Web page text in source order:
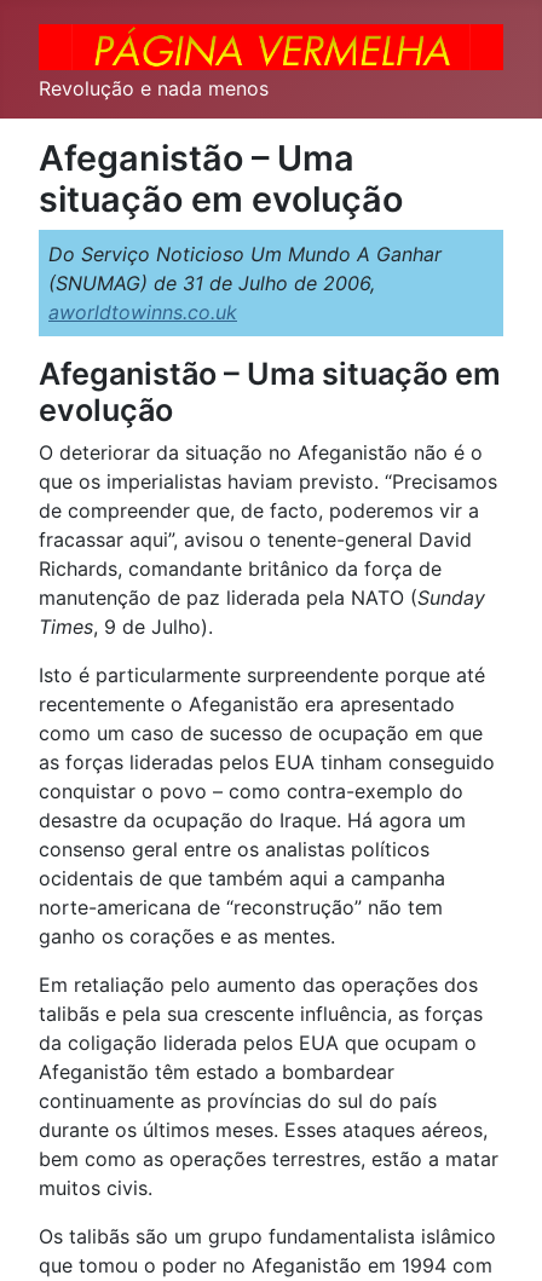
Revolução e nada menos
Afeganistão – Uma
situação em evolução
Do Serviço Noticioso Um Mundo A Ganhar
(SNUMAG) de 31 de Julho de 2006,
aworldtowinns.co.uk
Afeganistão – Uma situação em
evolução
O deteriorar da situação no Afeganistão não é o
que os imperialistas haviam previsto. “Precisamos
de compreender que, de facto, poderemos vir a
fracassar aqui”, avisou o tenente-general David
Richards, comandante britânico da força de
manutenção de paz liderada pela NATO (Sunday
Times, 9 de Julho).
Isto é particularmente surpreendente porque até
recentemente o Afeganistão era apresentado
como um caso de sucesso de ocupação em que
as forças lideradas pelos EUA tinham conseguido
conquistar o povo – como contra-exemplo do
desastre da ocupação do Iraque. Há agora um
consenso geral entre os analistas políticos
ocidentais de que também aqui a campanha
norte-americana de “reconstrução” não tem
ganho os corações e as mentes.
Em retaliação pelo aumento das operações dos
talibãs e pela sua crescente influência, as forças
da coligação liderada pelos EUA que ocupam o
Afeganistão têm estado a bombardear
continuamente as províncias do sul do país
durante os últimos meses. Esses ataques aéreos,
bem como as operações terrestres, estão a matar
muitos civis.
Os talibãs são um grupo fundamentalista islâmico
que tomou o poder no Afeganistão em 1994 com